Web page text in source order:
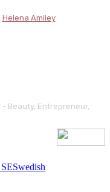
Helena Amiley
Beauty, Entrepreneur,
Swedish